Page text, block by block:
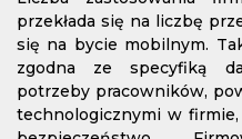
przekłada się na liczbę
się na bycie mobilnym.
zgodna ze specyfiką
potrzeby pracowników,
technologicznymi w